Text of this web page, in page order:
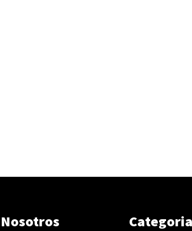
Nosotros